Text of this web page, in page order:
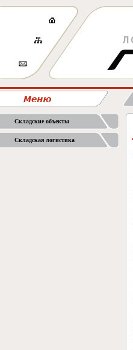
Складские объекты
Складская логистика